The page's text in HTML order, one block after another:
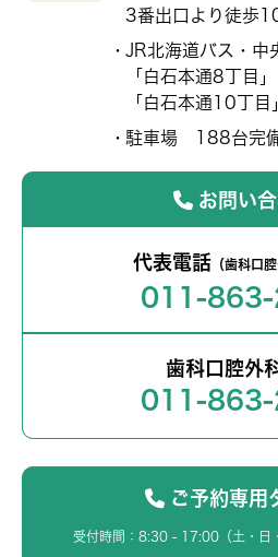
3番出口より徒歩
JR北海道バス・中
「白石本通8丁目
「白石本通10丁
駐車場 188台完
お問い
代表電話 （歯科口
011-863-
歯科口腔外
011-
ご予約専用
受付時間：8:30 - 17:00（土・日